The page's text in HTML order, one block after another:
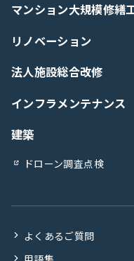
マンション大規模修繕
リノベーション
法人施設総合改修
インフラメンテナンス
建築
ドローン調査点検
よくあるご質問